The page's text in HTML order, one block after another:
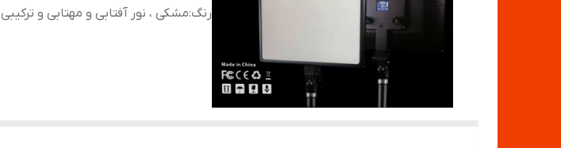
رنگ:مشکی ، نور آفتابی و مهتابی و ترکیبی